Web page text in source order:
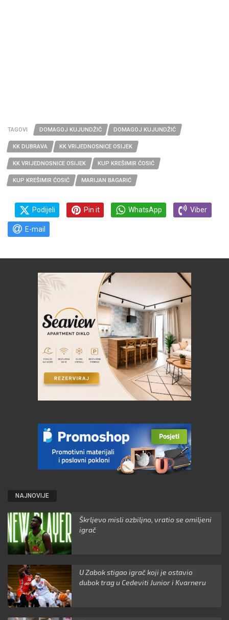
TAGOVI DOMAGOJ KUJUNDŽIĆ DOMAGOJ KUJUNDŽIĆ
KK DUBRAVA KK VRIJEDNOSNICE OSIJEK
KK VRIJEDNOSNICE OSIJEK KUP KREŠIMIR ĆOSIĆ
KUP KREŠIMIR ĆOSIĆ MARIJAN BAGARIĆ
Podijeli Pin it WhatsApp Viber
E-mail
NAJNOVIJE
Škrljevo misli ozbiljno, vratio se omiljeni
igrač
U Zabok stigao igrač koji je ostavio
dubok trag u Cedeviti Junior i Kvarneru